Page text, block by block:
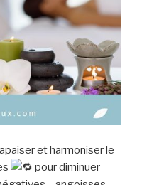
et harmoniser le
pour diminuer